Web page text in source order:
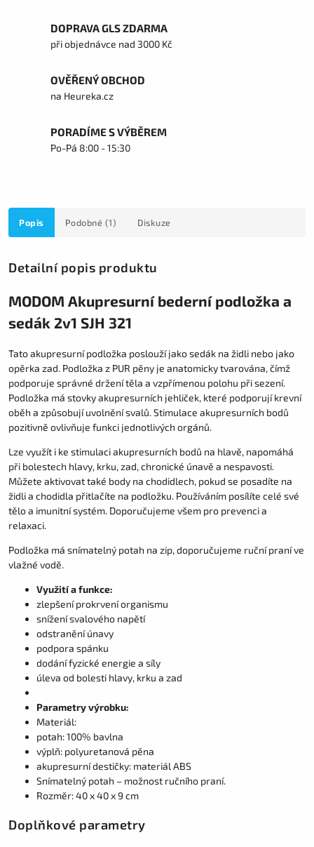
DOPRAVA GLS ZDARMA
při objednávce nad 3000 Kč
OVĚŘENÝ OBCHOD
na Heureka.cz
PORADÍME S VÝBĚREM
Po-Pá 8:00 - 15:30
Popis Podobné (1) Diskuze
Detailní popis produktu
MODOM Akupresurní bederní podložka a
sedák 2v1 SJH 321
Tato akupresurní podložka poslouží jako sedák na židli nebo jako
opěrka zad. Podložka z PUR pěny je anatomicky tvarována, čímž
podporuje správné držení těla a vzpřímenou polohu při sezení.
Podložka má stovky akupresurních jehliček, které podporují krevní
oběh a způsobují uvolnění svalů. Stimulace akupresurních bodů
pozitivně ovlivňuje funkci jednotlivých orgánů.
Lze využít i ke stimulaci akupresurních bodů na hlavě, napomáhá
při bolestech hlavy, krku, zad, chronické únavě a nespavosti.
Můžete aktivovat také body na chodidlech, pokud se posadíte na
židli a chodidla přitlačíte na podložku. Používáním posílíte celé své
tělo a imunitní systém. Doporučujeme všem pro prevenci a
relaxaci.
Podložka má snímatelný potah na zip, doporučujeme ruční praní ve
vlažné vodě.
Využití a funkce:
zlepšení prokrvení organismu
snížení svalového napětí
odstranění únavy
podpora spánku
dodání fyzické energie a síly
úleva od bolesti hlavy, krku a zad
Parametry výrobku:
Materiál:
potah: 100% bavlna
výplň: polyuretanová pěna
akupresurní destičky: materiál ABS
Snímatelný potah – možnost ručního praní.
Rozměr: 40 x 40 x 9 cm
Doplňkové parametry